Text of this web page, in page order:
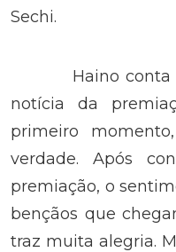
Sechi.
Haino conta
notícia da
primeiro
verdade. Após
premiação, o
bençãos que
traz muita alegria.